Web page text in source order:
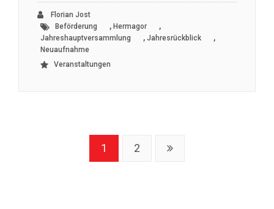
Florian Jost
Beförderung
, Hermagor ,
Jahreshauptversammlung , Jahresrückblick ,
Neuaufnahme
Veranstaltungen
1 2